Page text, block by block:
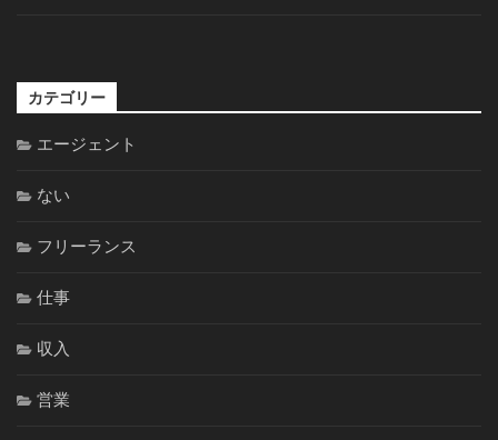
カテゴリー
エージェント
ない
フリーランス
仕事
収入
営業